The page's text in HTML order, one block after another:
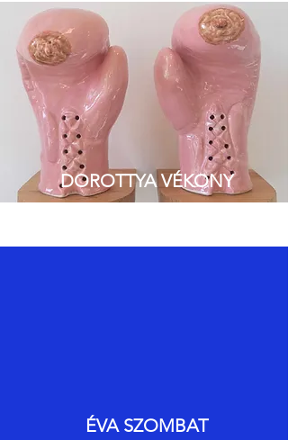
DOROTTYA VÉKONY
ÉVA SZOMBAT